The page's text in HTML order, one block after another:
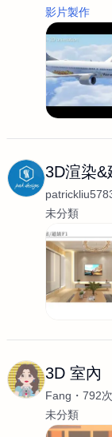
影片製作
3D渲染&
未分類
3D 室內
Fang 792
未分類